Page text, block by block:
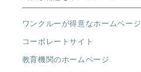
ワンクルーが得意なホームページ
コーポレートサイト
教育機関のホームページ